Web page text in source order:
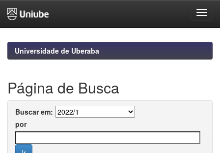
navigationUniversidade de Uberaba
Página de Busca
Buscar em:
por